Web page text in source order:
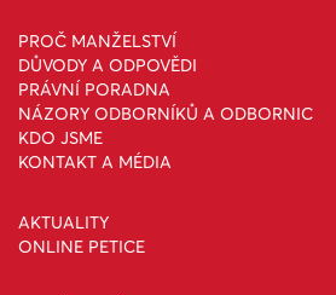
PROČ MANŽELSTVÍ
DŮVODY A ODPOVĚDI
PRÁVNÍ PORADNA
NÁZORY ODBORNÍKŮ A ODBORNIC
KDO JSME
KONTAKT A MÉDIA
AKTUALITY
ONLINE PETICE